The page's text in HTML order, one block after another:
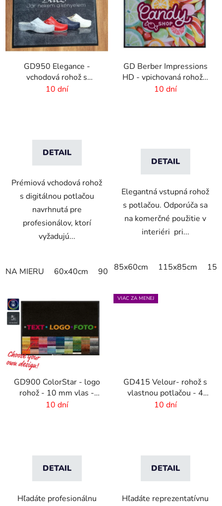
GD950 Elegance -
vchodová rohož s
digitálnou potlačou - 6
10 dní
DETAIL
Prémiová vchodová rohož
s digitálnou potlačou
navrhnutá pre
profesionálov, ktorí
vyžadujú...
NA MIERU 60x40cm 90x60cm 60cm x 80cm
GD Berber Impressions
HD - vpichovaná rohož s
logom
10 dní
DETAIL
Elegantná vstupná rohož
s potlačou. Odporúča sa
na komerčné použitie v
interiéri pri...
85x60cm 115x85cm
GD900 ColorStar - logo
rohož - 10 mm vlas -
rozmer na mieru
10 dní
DETAIL
Hľadáte profesionálnu
VIAC ZA MENEJ
GD415 Velour- rohož s
vlastnou potlačou - 4
mm vlas
10 dní
DETAIL
Hľadáte reprezentatívnu